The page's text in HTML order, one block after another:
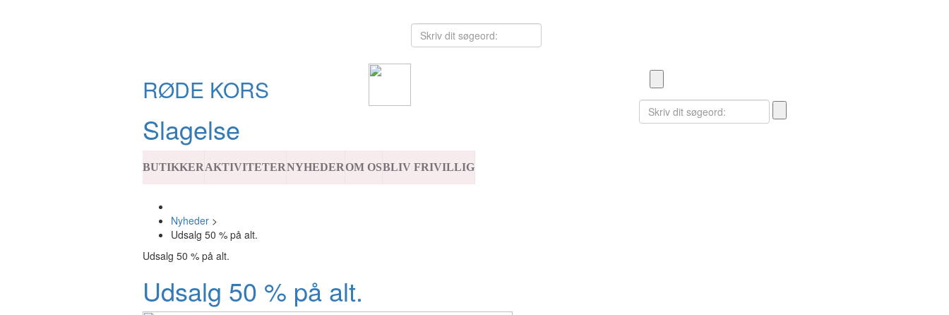
RØDE KORS
Slagelse
BUTIKKER AKTIVITETERNYHEDEROM OSBLIV FRIVILLIG
Nyheder >
Udsalg 50 % på alt.
Udsalg 50 % på alt.
Udsalg 50 % på alt.